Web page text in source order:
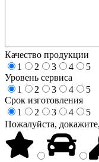
Качество продукции
1
2 3 4
5
Уровень сервиса
1
2 3 4
5
Срок изготовления
1
2 3 4
5
Пожалуйста,